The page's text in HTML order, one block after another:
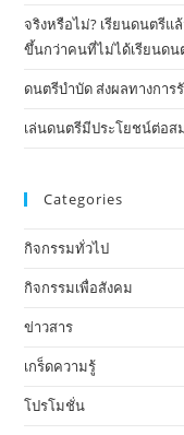
จริงหรือไม่? เรียนดนตรีแ
ขึ้นกว่าคนที่ไม่ได้เรียนดน
ดนตรีบำบัด ส่งผลทางการ
เล่นดนตรีมีประโยชน์ต่อส
Categories
กิจกรรมทั่วไป
กิจกรรมเพื่อสังคม
ข่าวสาร
เกร็ดความรู้
โปรโมชั่น